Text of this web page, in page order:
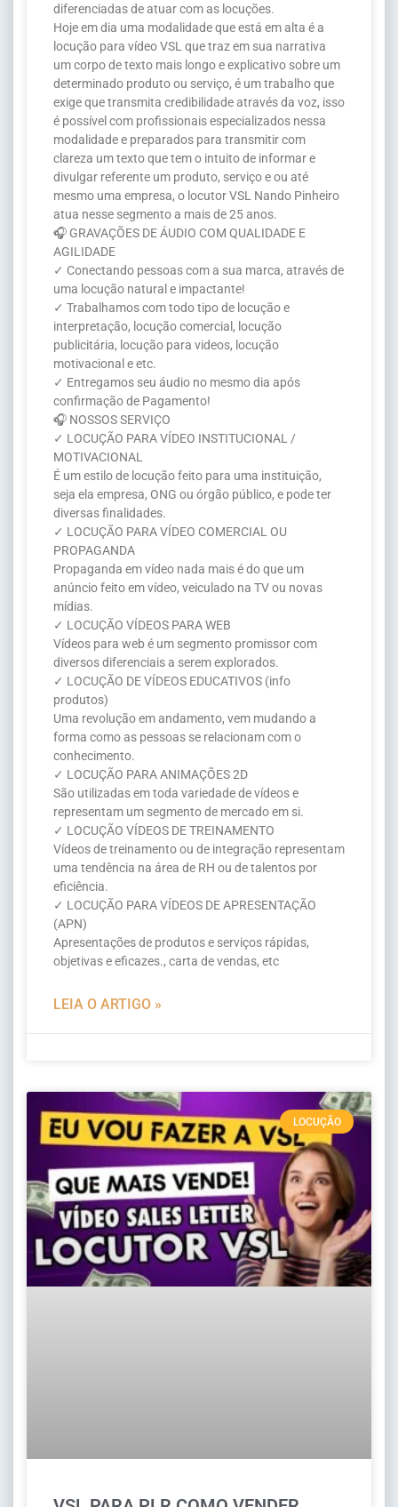
diferenciadas de atuar com as locuções.
Hoje em dia uma modalidade que está em alta é a
locução para vídeo VSL que traz em sua narrativa
um corpo de texto mais longo e explicativo sobre um
determinado produto ou serviço, é um trabalho que
exige que transmita credibilidade através da voz, isso
é possível com profissionais especializados nessa
modalidade e preparados para transmitir com
clareza um texto que tem o intuito de informar e
divulgar referente um produto, serviço e ou até
mesmo uma empresa, o locutor VSL Nando Pinheiro
atua nesse segmento a mais de 25 anos.
🎧 GRAVAÇÕES DE ÁUDIO COM QUALIDADE E
AGILIDADE
✓ Conectando pessoas com a sua marca, através de
uma locução natural e impactante!
✓ Trabalhamos com todo tipo de locução e
interpretação, locução comercial, locução
publicitária, locução para videos, locução
motivacional e etc.
✓ Entregamos seu áudio no mesmo dia após
confirmação de Pagamento!
🎧 NOSSOS SERVIÇO
✓ LOCUÇÃO PARA VÍDEO INSTITUCIONAL /
MOTIVACIONAL
É um estilo de locução feito para uma instituição,
seja ela empresa, ONG ou órgão público, e pode ter
diversas finalidades.
✓ LOCUÇÃO PARA VÍDEO COMERCIAL OU
PROPAGANDA
Propaganda em vídeo nada mais é do que um
anúncio feito em vídeo, veiculado na TV ou novas
mídias.
✓ LOCUÇÃO VÍDEOS PARA WEB
Vídeos para web é um segmento promissor com
diversos diferenciais a serem explorados.
✓ LOCUÇÃO DE VÍDEOS EDUCATIVOS (info
produtos)
Uma revolução em andamento, vem mudando a
forma como as pessoas se relacionam com o
conhecimento.
✓ LOCUÇÃO PARA ANIMAÇÕES 2D
São utilizadas em toda variedade de vídeos e
representam um segmento de mercado em si.
✓ LOCUÇÃO VÍDEOS DE TREINAMENTO
Vídeos de treinamento ou de integração representam
uma tendência na área de RH ou de talentos por
eficiência.
✓ LOCUÇÃO PARA VÍDEOS DE APRESENTAÇÃO
(APN)
Apresentações de produtos e serviços rápidas,
objetivas e eficazes., carta de vendas, etc
LEIA O ARTIGO »
LOCUÇÃO